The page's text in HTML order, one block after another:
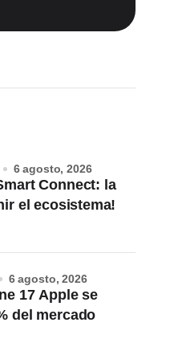
Connect: la
el ecosistema!
6 agosto, 2026
17 Apple se
del mercado
6 agosto, 2026